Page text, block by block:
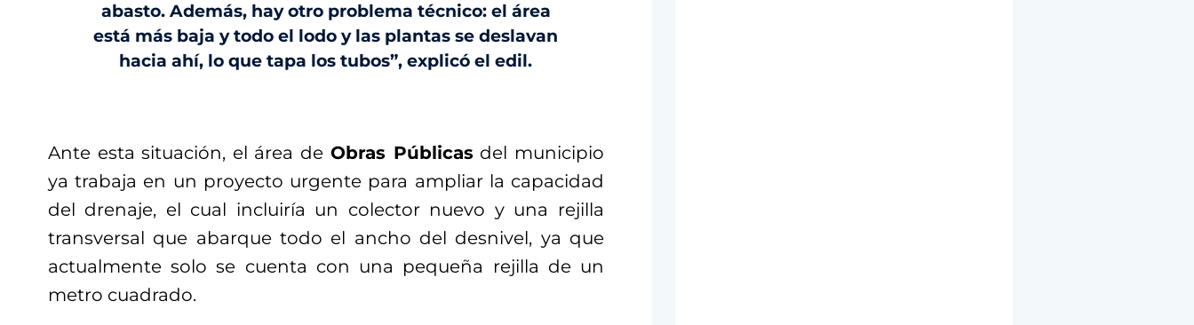
abasto. Además, hay otro problema técnico: el área
está más baja y todo el lodo y las plantas se deslavan
hacia ahí, lo que tapa los tubos”, explicó el edil.
Ante esta situación, el área deObras Públicas del municipio
ya trabaja en un proyecto urgente para ampliar la capacidad
del drenaje, el cual incluiría un colector nuevo y una rejilla
transversal que abarque todo el ancho del desnivel, ya que
actualmente solo se cuenta con una pequeña rejilla de un
metro cuadrado.